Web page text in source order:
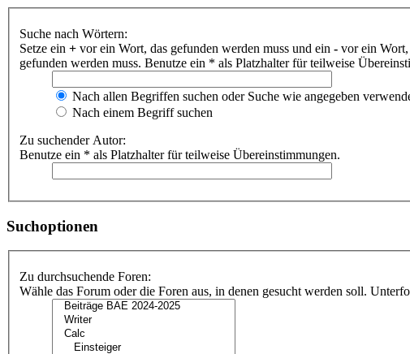
Suche nach Wörtern:
Setze ein + vor ein Wort, das gefunden werden muss und ein - vor ein
gefunden werden muss. Benutze ein * als Platzhalter für teilweise
Nach allen Begriffen suchen oder Suche wie angegeben
Nach einem Begriff suchen
Zu suchender Autor:
Benutze ein * als Platzhalter für teilweise Übereinstimmungen.
Suchoptionen
Zu durchsuchende Foren:
Wähle das Forum oder die Foren aus, in denen gesucht werden soll.